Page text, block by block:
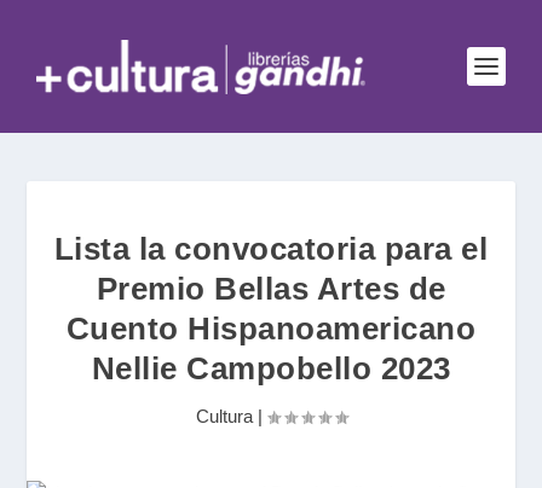
Lista la convocatoria para el
Premio Bellas Artes de
Cuento Hispanoamericano
Nellie Campobello 2023
Cultura|